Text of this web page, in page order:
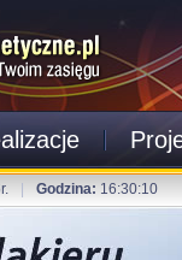
Godzina: 16:30:11